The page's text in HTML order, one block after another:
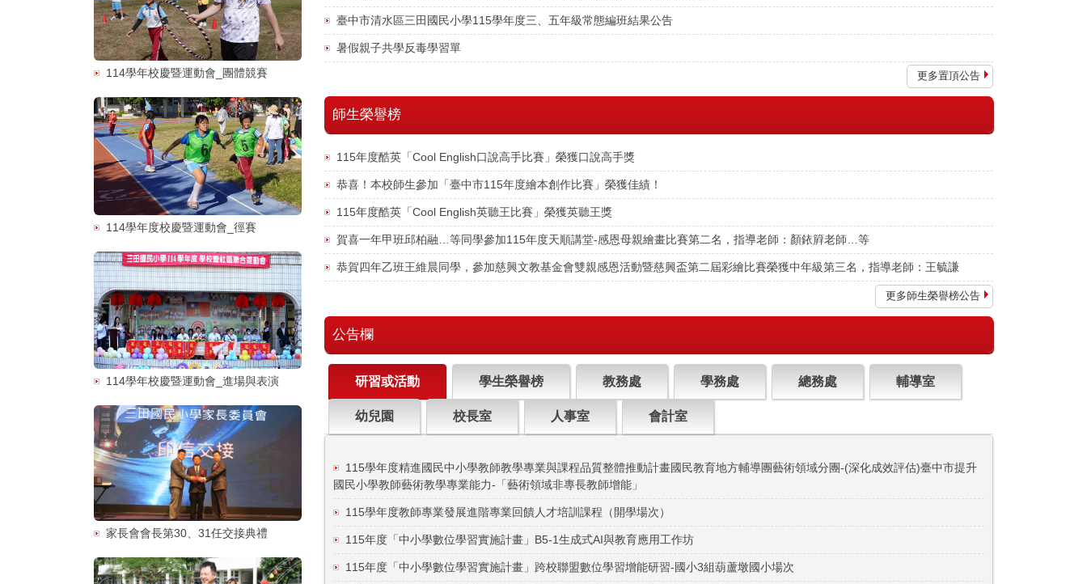
114學年校慶暨運動會_團體競賽
114學年度校慶暨運動會_徑賽
114學年校慶暨運動會_進場與表演
家長會會長第30、31任交接典禮
臺中市清水區三田國民小學115學年度三、五年級常態編班結果公告
暑假親子共學反毒學習單
更多置頂公告
師生榮譽榜
115年度酷英「Cool English口說高手比賽」榮獲口說高手獎
恭喜！本校師生參加「臺中市115年度繪本創作比賽」榮獲佳績！
115年度酷英「Cool English英聽王比賽」榮獲英聽王獎
賀喜一年甲班邱柏融…等同學參加115年度天順講堂-感恩母親繪畫比賽第二名，指導老師：顏銥簈老師…等
恭賀四年乙班王維晨同學，參加慈興文教基金會雙親感恩活動暨慈興盃第二屆彩繪比賽榮獲中年級第三名，指導老師：王毓謙
更多師生榮譽榜公告
公告欄
研習或活動 學生榮譽榜 教務處 學務處 總務處 輔導室
幼兒園 校長室 人事室 會計室
115學年度精進國民中小學教師教學專業與課程品質整體推動計畫國民教育地方輔導團藝術領域分團-(深化成效評估)臺中市提升
國民小學教師藝術教學專業能力-「藝術領域非專長教師增能」
115學年度教師專業發展進階專業回饋人才培訓課程（開學場次）
115年度「中小學數位學習實施計畫」B5-1生成式AI與教育應用工作坊
115年度「中小學數位學習實施計畫」跨校聯盟數位學習增能研習-國小3組葫蘆墩國小場次